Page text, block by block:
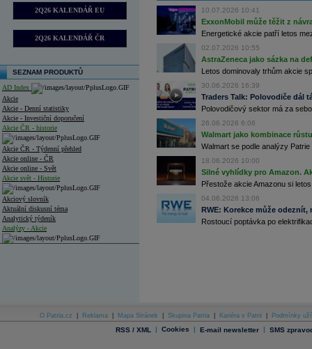
2Q26 KALENDÁŘ EU
2Q26 KALENDÁŘ ČR
SEZNAM PRODUKTŮ
AD Index
Akcie
Akcie - Denní statistiky
Akcie - Investiční doporučení
Akcie ČR - historie
Akcie ČR - Týdenní přehled
Akcie online - ČR
Akcie online - Svět
Akcie svět - Historie
Akciový slovník
Aktuální diskusní téma
Analytický týdeník
Analýzy - Akcie
Ankety a diskuze
Archiv - Analýzy online
10.07.2026 10:41
ExxonMobil může těžit z
Energetické akcie patří letos
02.07.2026 10:55
AstraZeneca jako sázka na
Letos dominovaly trhům akcie
30.06.2026 16:39
Traders Talk: Polovodiče dál
Polovodičový sektor má za
26.06.2026 6:06
Walmart jako kombinace
Walmart se podle analýzy
18.06.2026 10:00
Silné vyhlídky pro Amazon.
Přestože akcie Amazonu si
04.06.2026 13:06
RWE: Korekce může
Rostoucí poptávka po
O Patria.cz Reklama Mapa Stránek Skupina Patria Kariéra v Patrii Podmínky
RSS / XML | Cookies | E-mail newsletter | SMS